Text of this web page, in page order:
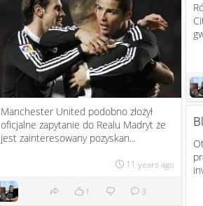
Manchester United podobno złożył
oficjalne zapytanie do Realu Madryt że
jest zainteresowany pozyskan...
11 years ago
1 3